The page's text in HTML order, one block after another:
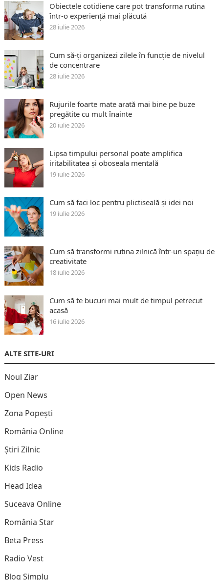
Obiectele cotidiene care pot transforma rutina
într-o experiență mai plăcută
28 iulie 2026
Cum să-ți organizezi zilele în funcție de nivelul
de concentrare
28 iulie 2026
Rujurile foarte mate arată mai bine pe buze
pregătite cu mult înainte
20 iulie 2026
Lipsa timpului personal poate amplifica
iritabilitatea și oboseala mentală
19 iulie 2026
Cum să faci loc pentru plictiseală și idei noi
19 iulie 2026
Cum să transformi rutina zilnică într-un spațiu de
creativitate
18 iulie 2026
Cum să te bucuri mai mult de timpul petrecut
acasă
16 iulie 2026
ALTE SITE-URI
Noul Ziar
Open News
Zona Popești
România Online
Știri Zilnic
Kids Radio
Head Idea
Suceava Online
România Star
Beta Press
Radio Vest
Blog Simplu